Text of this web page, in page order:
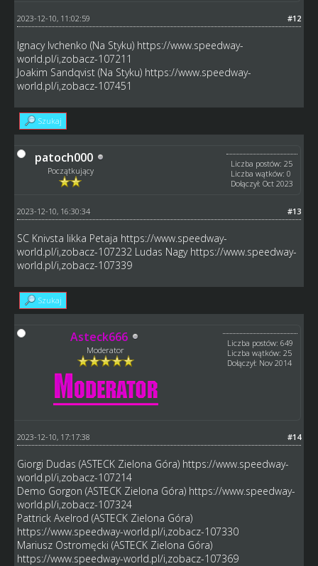
#12
2023-12-10, 11:02:59
Ignacy Ivchenko (Na Styku) https://www.speedway-
world.pl/i,zobacz-107211
Joakim Sandqvist (Na Styku) https://www.speedway-
world.pl/i,zobacz-107451
Szukaj
patoch000
Początkujący
Liczba postów: 25
Liczba wątków: 0
Dołączył: Oct 2023
#13
2023-12-10, 16:30:34
SC Knivsta Iikka Petaja https://www.speedway-
world.pl/i,zobacz-107232 Ludas Nagy https://www.speedway-
world.pl/i,zobacz-107339
Szukaj
Asteck666
Moderator
Liczba postów: 649
Liczba wątków: 25
Dołączył: Nov 2014
#14
2023-12-10, 17:17:38
Giorgi Dudas (ASTECK Zielona Góra) https://www.speedway-
world.pl/i,zobacz-107214
Demo Gorgon (ASTECK Zielona Góra) https://www.speedway-
world.pl/i,zobacz-107324
Pattrick Axelrod (ASTECK Zielona Góra)
https://www.speedway-world.pl/i,zobacz-107330
Mariusz Ostromęcki (ASTECK Zielona Góra)
https://www.speedway-world.pl/i,zobacz-107369